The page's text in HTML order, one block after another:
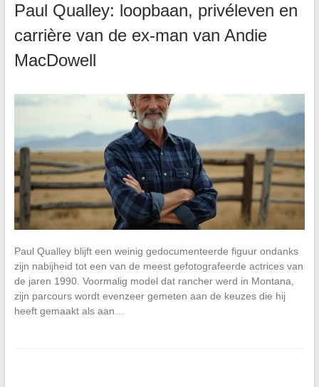
Paul Qualley: loopbaan, privéleven en
carrière van de ex-man van Andie
MacDowell
Paul Qualley blijft een weinig gedocumenteerde figuur ondanks
zijn nabijheid tot een van de meest gefotografeerde actrices van
de jaren 1990. Voormalig model dat rancher werd in Montana,
zijn parcours wordt evenzeer gemeten aan de keuzes die hij
heeft gemaakt als aan…